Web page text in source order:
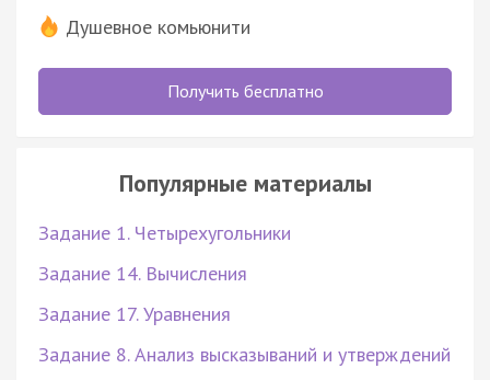
Душевное комьюнити
Получить бесплатно
Популярные материалы
Задание 1. Четырехугольники
Задание 14. Вычисления
Задание 17. Уравнения
Задание 8. Анализ высказываний и утверждений